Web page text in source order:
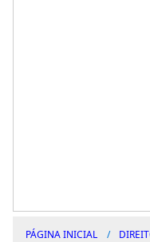
PÁGINA INICIAL